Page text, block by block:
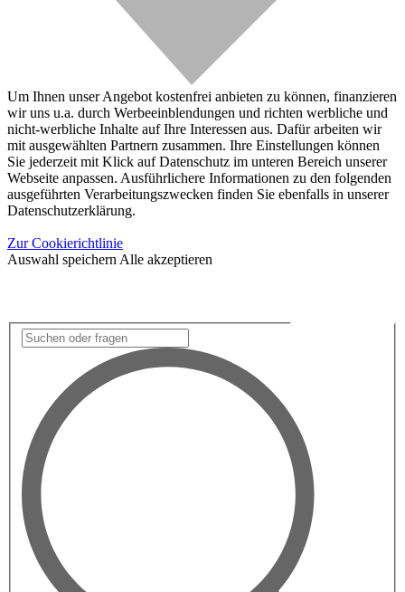
Um Ihnen unser Angebot kostenfrei anbieten zu können, finanzieren
wir uns u.a. durch Werbeeinblendungen und richten werbliche und
nicht-werbliche Inhalte auf Ihre Interessen aus. Dafür arbeiten wir
mit ausgewählten Partnern zusammen. Ihre Einstellungen können
Sie jederzeit mit Klick auf Datenschutz im unteren Bereich unserer
Webseite anpassen. Ausführlichere Informationen zu den folgenden
ausgeführten Verarbeitungszwecken finden Sie ebenfalls in unserer
Datenschutzerklärung.
Zur Cookierichtlinie
Auswahl speichern Alle akzeptieren